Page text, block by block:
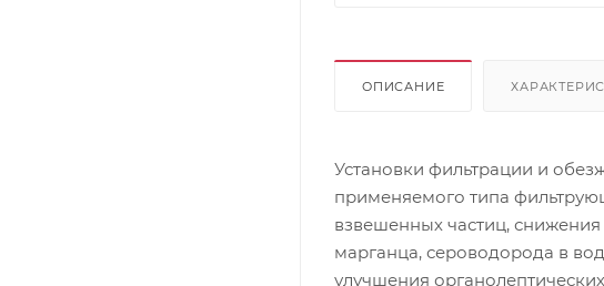
ОПИСАНИЕ
Установки фильтрации и
применяемого типа
взвешенных частиц,
марганца, сероводорода в
улучшения